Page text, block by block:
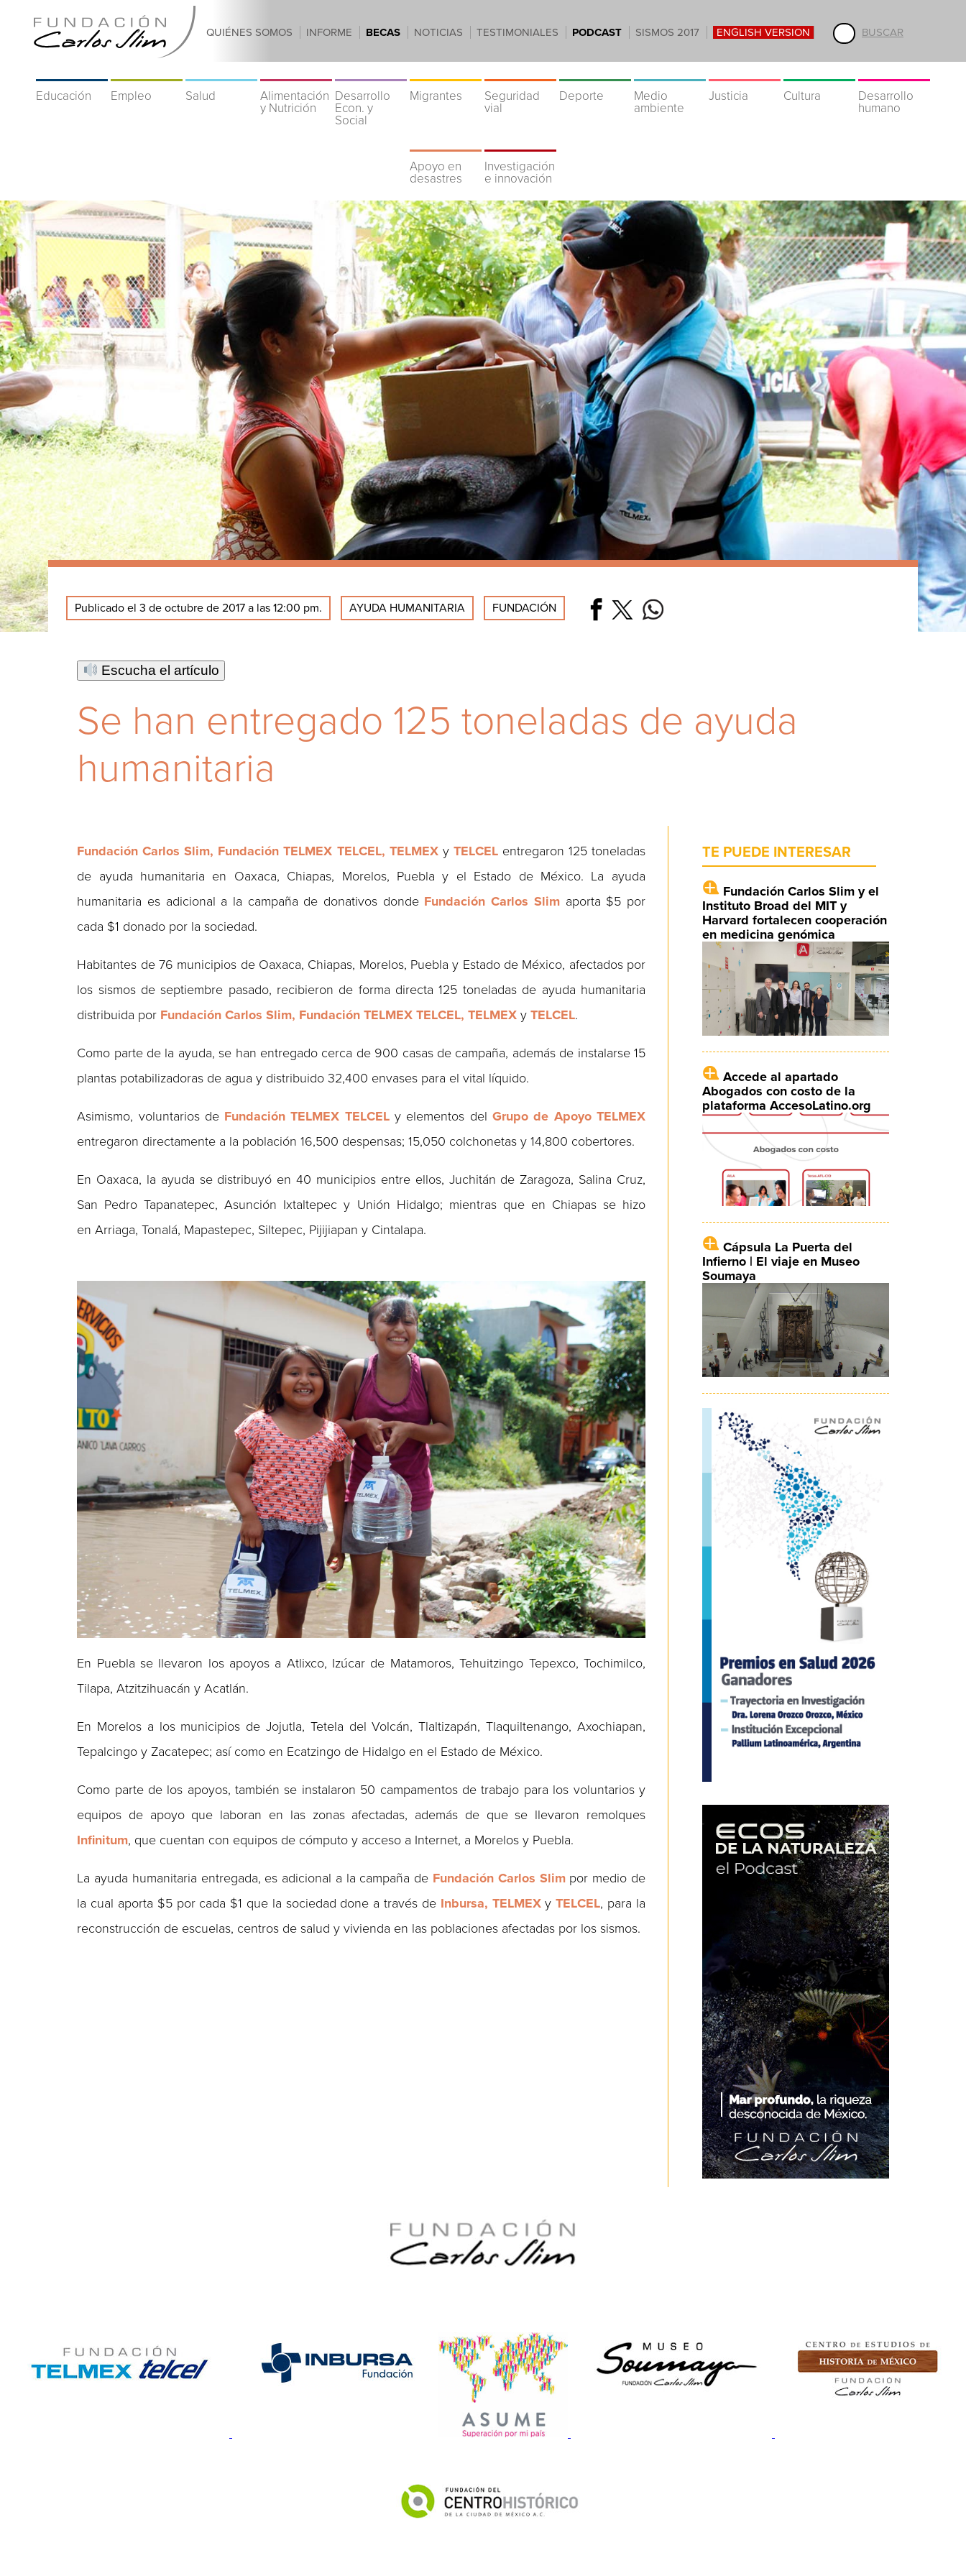
BUSCAR
QUIÉNES SOMOS INFORME BECAS NOTICIAS TESTIMONIALES PODCAST SISMOS 2017 ENGLISH VERSION
Educación Empleo Salud
Alimentación
y Nutrición
Desarrollo
Econ. y
Social
Migrantes
Seguridad
vial
Deporte
Medio
ambiente
Justicia Cultura
Desarrollo
humano
Apoyo en
desastres
Investigación
e innovación
Publicado el 3 de octubre de 2017 a las 12:00 pm. AYUDA HUMANITARIA FUNDACIÓN
Escucha el artículo
Se han entregado 125 toneladas de ayuda
humanitaria
Fundación Carlos Slim, Fundación TELMEX TELCEL, TELMEX yTELCEL entregaron 125 toneladas
de ayuda humanitaria en Oaxaca, Chiapas, Morelos, Puebla y el Estado de México. La ayuda
humanitaria es adicional a la campaña de donativos dondeFundación Carlos Slim aporta $5 por
cada $1 donado por la sociedad.
Habitantes de 76 municipios de Oaxaca, Chiapas, Morelos, Puebla y Estado de México, afectados por
los sismos de septiembre pasado, recibieron de forma directa 125 toneladas de ayuda humanitaria
distribuida por Fundación Carlos Slim, Fundación TELMEX TELCEL, TELMEXy TELCEL.
Como parte de la ayuda, se han entregado cerca de 900 casas de campaña, además de instalarse 15
plantas potabilizadoras de agua y distribuido 32,400 envases para el vital líquido.
Asimismo, voluntarios de Fundación TELMEX TELCELy elementos del Grupo de Apoyo TELMEX
entregaron directamente a la población 16,500 despensas; 15,050 colchonetas y 14,800 cobertores.
En Oaxaca, la ayuda se distribuyó en 40 municipios entre ellos, Juchitán de Zaragoza, Salina Cruz,
San Pedro Tapanatepec, Asunción Ixtaltepec y Unión Hidalgo; mientras que en Chiapas se hizo
en Arriaga, Tonalá, Mapastepec, Siltepec, Pijijiapan y Cintalapa.
En Puebla se llevaron los apoyos a Atlixco, Izúcar de Matamoros, Tehuitzingo Tepexco, Tochimilco,
Tilapa, Atzitzihuacán y Acatlán.
En Morelos a los municipios de Jojutla, Tetela del Volcán, Tlaltizapán, Tlaquiltenango, Axochiapan,
Tepalcingo y Zacatepec; así como en Ecatzingo de Hidalgo en el Estado de México.
Como parte de los apoyos, también se instalaron 50 campamentos de trabajo para los voluntarios y
equipos de apoyo que laboran en las zonas afectadas, además de que se llevaron remolques
Infinitum, que cuentan con equipos de cómputo y acceso a Internet, a Morelos y Puebla.
La ayuda humanitaria entregada, es adicional a la campaña de Fundación Carlos Slimpor medio de
la cual aporta $5 por cada $1 que la sociedad done a través deInbursa, TELMEXy TELCEL, para la
reconstrucción de escuelas, centros de salud y vivienda en las poblaciones afectadas por los sismos.
TE PUEDE INTERESAR
Fundación Carlos Slim y el
Instituto Broad del MIT y
Harvard fortalecen cooperación
en medicina genómica
Accede al apartado
Abogados con costo de la
plataforma AccesoLatino.org
Cápsula La Puerta del
Infierno | El viaje en Museo
Soumaya